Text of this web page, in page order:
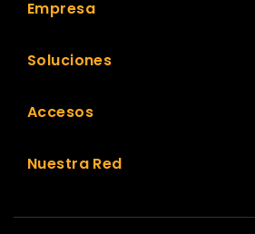
Empresa
Soluciones
Accesos
Nuestra Red